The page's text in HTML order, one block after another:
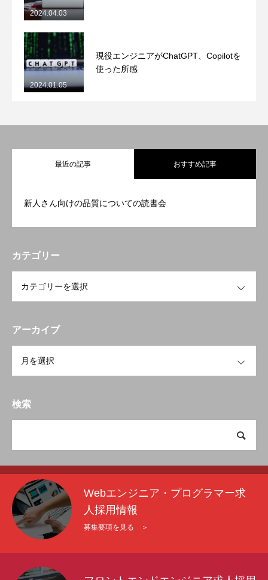
2024.04.03
現役エンジニアがChatGPT、Copilotを
使った所感
2024.01.05
最近の記事 おすすめ記事
新人さん向けの品質についての読書会
カテゴリー
アーカイブ
検索
Webエンジニア・プログラマー求
人採用情報
募集要項を見る ＞